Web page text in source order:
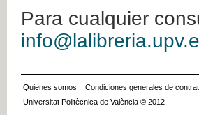
Para cualquier
Quienes somos :: Condiciones generales de
Universitat Politècnica de València © 2012